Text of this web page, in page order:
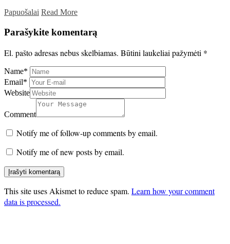
Papuošalai Read More
Parašykite komentarą
El. pašto adresas nebus skelbiamas. Būtini laukeliai pažymėti *
Name*
Email*
Website
Comment
Notify me of follow-up comments by email.
Notify me of new posts by email.
This site uses Akismet to reduce spam. Learn how your comment
data is processed.